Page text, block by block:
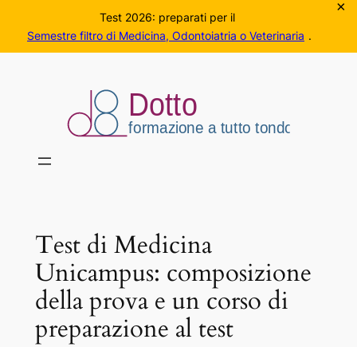
Test 2026: preparati per il
Semestre filtro di Medicina, Odontoiatria o Veterinaria .
×
Test di Medicina
Unicampus: composizione
della prova e un corso di
preparazione al test